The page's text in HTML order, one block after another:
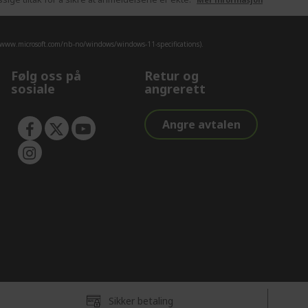
nb-no/windows/windows-11-specifications).
Følg oss på
sosiale
Retur og
angrerett
Angre avtalen
Sikker betaling